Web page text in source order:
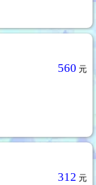
560 元
312 元